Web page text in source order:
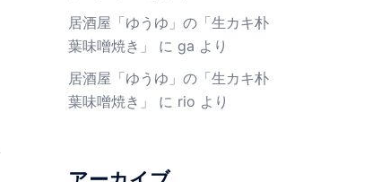
居酒屋「ゆうゆ」の「生カキ朴
葉味噌焼き」
に ga より
居酒屋「ゆうゆ」の「生カキ朴
葉味噌焼き」
に rio より